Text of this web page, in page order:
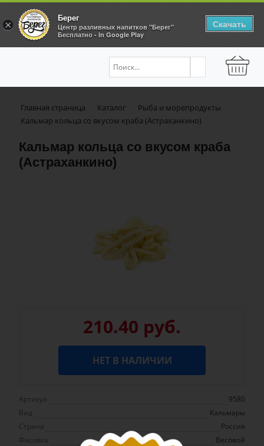
Главная страница Каталог
Рыба и морепродукты
Кальмар кольца со вкусом краба (Астраханкино)
Кальмар кольца со вкусом краба
(Астраханкино)
210.40 руб.
НЕТ В НАЛИЧИИ
Артикул
9580
Вид
Кальмары
Страна
Россия
Фасовка
Весовой
×
Берег
Центр разливных напитков "Берег"
Бесплатно - In Google Play
Скачать